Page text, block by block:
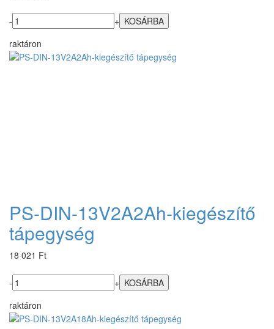
-
+
raktáron
PS-DIN-13V2A2Ah-kiegészítő
tápegység
18 021 Ft
-
+
raktáron